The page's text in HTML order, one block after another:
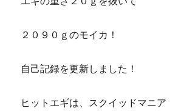
２０９０ｇのモイカ！
自己記録を更新しました！
ヒットエギは、スクイッドマニア